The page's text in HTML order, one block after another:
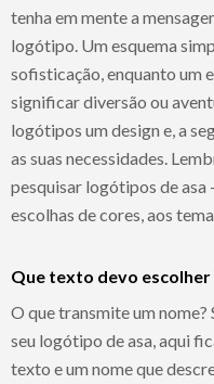
tenha em mente a
logótipo. Um esquema
sofisticação, enquanto um
significar diversão ou
logótipos um design e, a
as suas necessidades.
pesquisar logótipos de asa
escolhas de cores, aos
Que texto devo
O que transmite um nome?
seu logótipo de asa, aqui
texto e um nome que